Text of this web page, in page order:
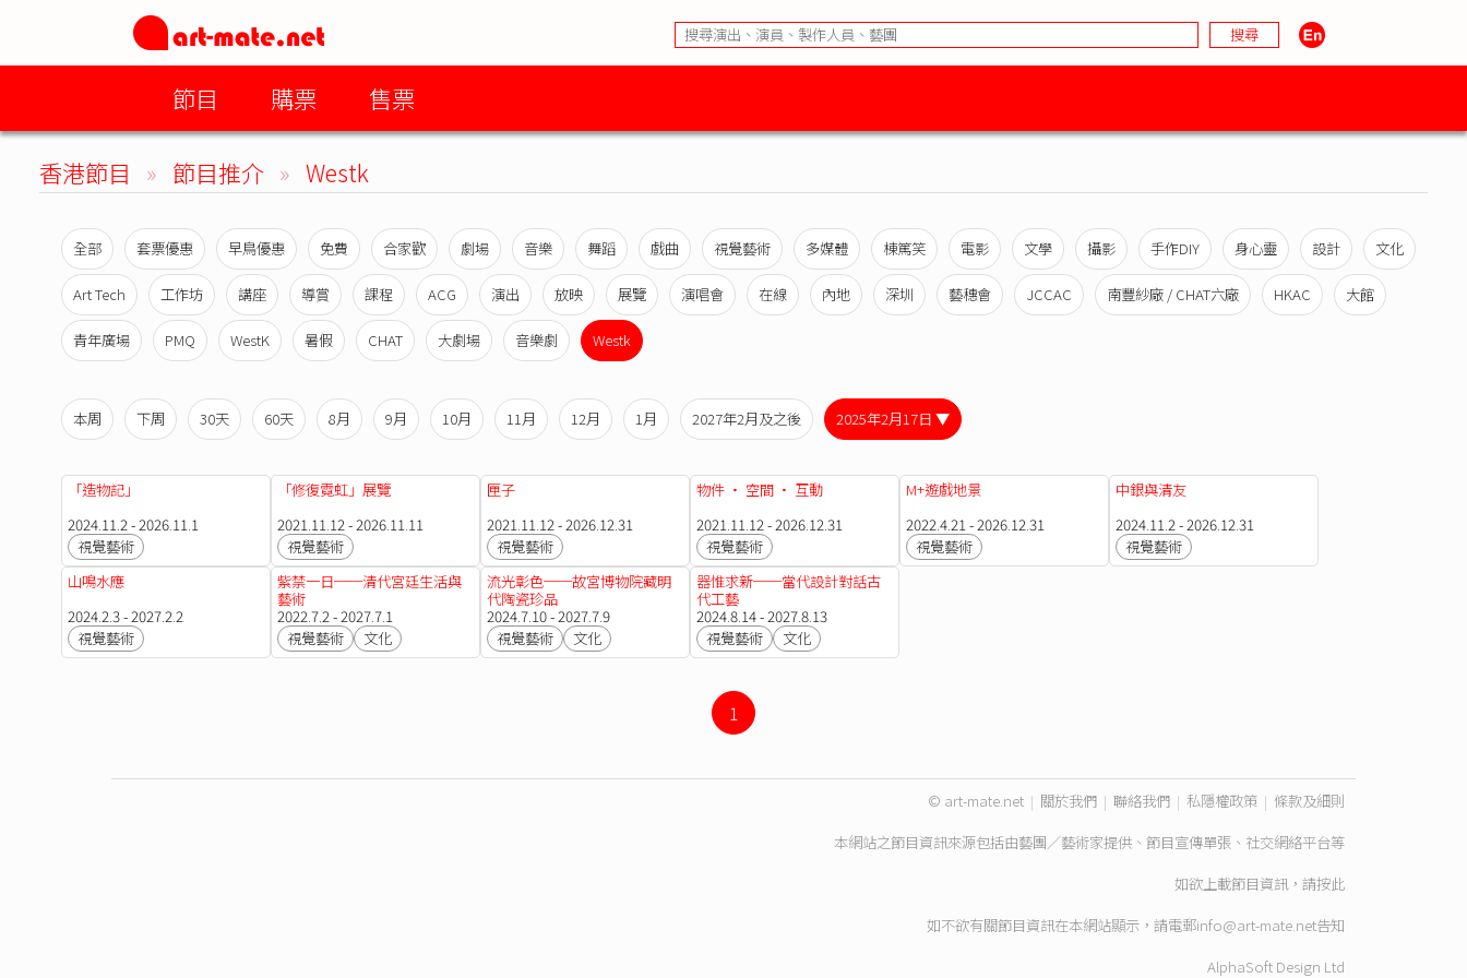
節目 購票 售票
香港節目 » 節目推介 » Westk
全部 套票優惠 早鳥優惠 免費 合家歡 劇場 音樂 舞蹈 戲曲 視覺藝術 多媒體 棟篤笑 電影 文學 攝影 手作DIY 身心靈 設計 文化
Art Tech 工作坊 講座 導賞 課程 ACG 演出 放映 展覽 演唱會 在線 內地 深圳 藝穗會 JCCAC 南豐紗廠 / CHAT六廠 HKAC 大館
青年廣場 PMQ WestK 暑假 CHAT 大劇場 音樂劇 Westk
本周 下周 30天 60天 8月 9月 10月 11月 12月 1月 2027年2月及之後 2025年2月17日 ▼
「造物記」
2024.11.2 - 2026.11.1
視覺藝術
「修復霓虹」展覽
2021.11.12 - 2026.11.11
視覺藝術
匣子
2021.11.12 - 2026.12.31
視覺藝術
物件 · 空間 · 互動
2021.11.12 - 2026.12.31
視覺藝術
M+遊戲地景
2022.4.21 - 2026.12.31
視覺藝術
中銀與清友
2024.11.2 - 2026.12.31
視覺藝術
山鳴水應
2024.2.3 - 2027.2.2
視覺藝術
紫禁一日──清代宮廷生活與
藝術
2022.7.2 - 2027.7.1
視覺藝術
文化
流光彰色──故宮博物院藏明
代陶瓷珍品
2024.7.10 - 2027.7.9
視覺藝術
文化
器惟求新──當代設計對話古
代工藝
2024.8.14 - 2027.8.13
視覺藝術
文化
1
© art-mate.net | 關於我們 | 聯絡我們 | 私隱權政策 | 條款及細則
本網站之節目資訊來源包括由藝團／藝術家提供、節目宣傳單張、社交網絡平台等
如欲上載節目資訊，請按此
如不欲有關節目資訊在本網站顯示，請電郵info@art-mate.net告知
AlphaSoft Design Ltd